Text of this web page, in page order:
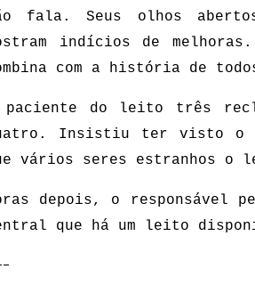
fala. Seus olhos
indícios de
com a história de
paciente do leito três
Insistiu ter visto o
vários seres estranhos o
depois, o responsável
que há um leito